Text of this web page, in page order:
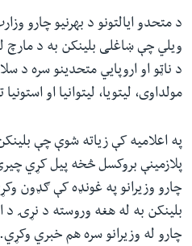
د متحدو ایالتونو د بهرنیو چارو
ویلي چې ښاغلی بلینکن به د
د ناټو او اروپايي متحدینو سره د
مولداوی، لیتویا، لیتوانیا او
په اعلامیه کې زیاته شوې چې
پلازمینې بروکسل څخه پیل کړي
چارو وزیرانو په غونډه کې ګډون
بلینکن به له هغه وروسته د نړۍ د
چارو له وزیرانو سره هم خبري وکړي.